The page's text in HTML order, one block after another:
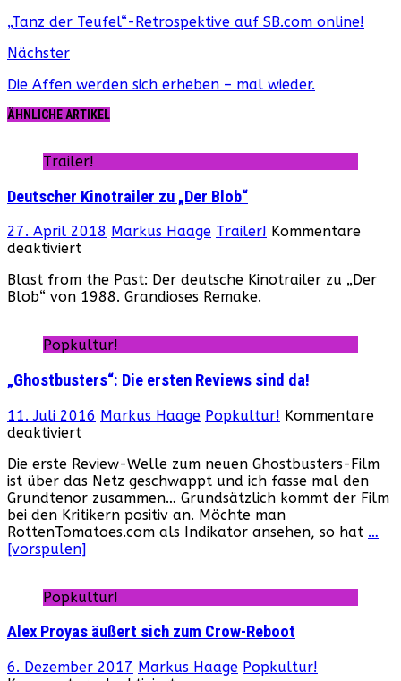
„Tanz der Teufel“-Retrospektive auf SB.com online!
Nächster
Die Affen werden sich erheben – mal wieder.
ÄHNLICHE ARTIKEL
Trailer!
Deutscher Kinotrailer zu „Der Blob“
27. April 2018 Markus Haage Trailer! Kommentare
deaktiviertfür
Kinotrailer
zu
Blob“
Blast from the Past: Der deutsche Kinotrailer zu „Der
Blob“ von 1988. Grandioses Remake.
Popkultur!
„Ghostbusters“: Die ersten Reviews sind da!
11. Juli 2016 Markus Haage Popkultur! Kommentare
deaktiviert
Die
ersten
Reviews
sind
da!
Die erste Review-Welle zum neuen Ghostbusters-Film
ist über das Netz geschwappt und ich fasse mal den
Grundtenor zusammen… Grundsätzlich kommt der Film
bei den Kritikern positiv an. Möchte man
RottenTomatoes.com als Indikator ansehen, so hat …
[vorspulen]
Popkultur!
Alex Proyas äußert sich zum Crow-Reboot
6. Dezember 2017 Markus Haage Popkultur!